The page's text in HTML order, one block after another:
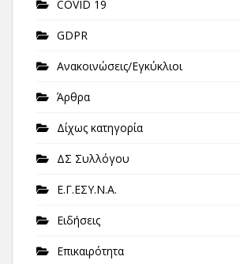
COVID 19
GDPR
Ανακοινώσεις/Εγκύκλιοι
Άρθρα
Δίχως κατηγορία
ΔΣ Συλλόγου
Ε.Γ.ΕΣΥ.Ν.Α.
Ειδήσεις
Επικαιρότητα